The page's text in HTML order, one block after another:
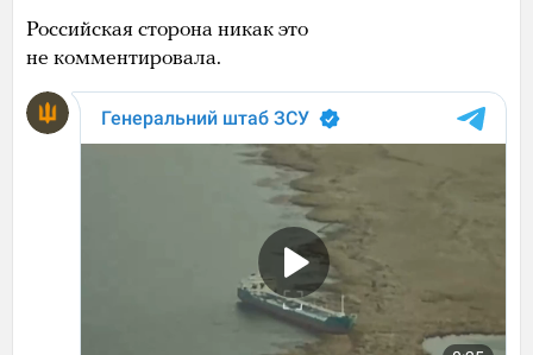
Российская сторона никак это
не комментировала.